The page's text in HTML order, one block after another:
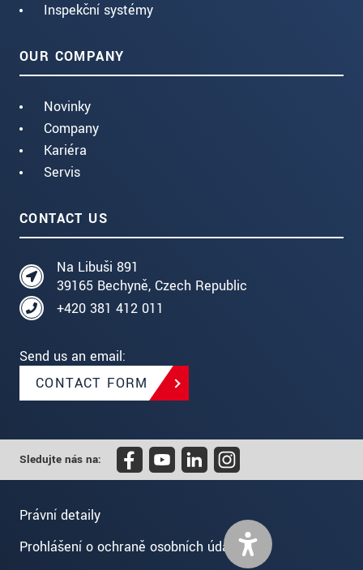
Inspekční systémy
OUR COMPANY
Novinky
Company
Kariéra
Servis
CONTACT US
Na Libuši 891
39165 Bechyně, Czech Republic
+420 381 412 011
Send us an email:
CONTACT FORM
Sledujte nás na:
Právní detaily
Prohlášení o ochraně osobních údajů